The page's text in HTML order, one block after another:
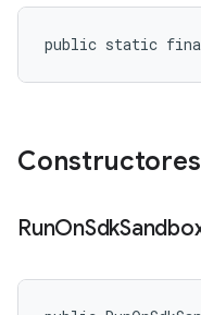
public static final
RunOnSdk